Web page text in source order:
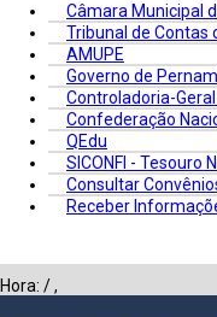
Câmara Municipal
Tribunal de Contas
AMUPE
Governo de
Controladoria-
Confederação
QEdu
SICONFI - Tesouro
Consultar
Receber
Hora: /,